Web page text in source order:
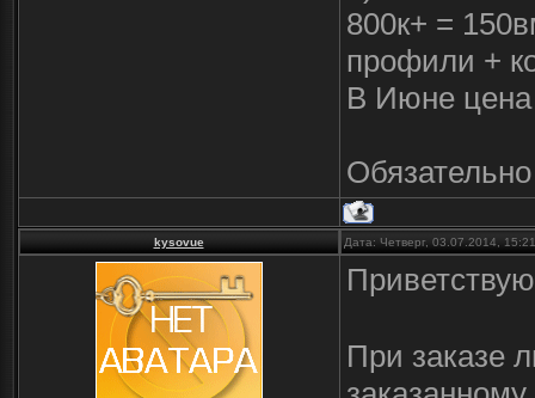
800к+ =
профили +
В Июне цена
kysovue Дата: Четверг, 03.07.2014,
При заказе